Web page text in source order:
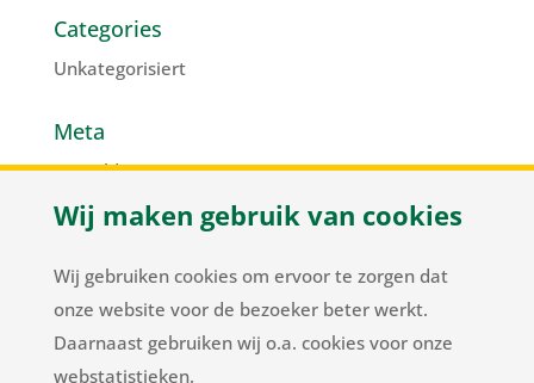
Categories
Unkategorisiert
Meta
Anmelden
Eintrags-Feed
WordPress.org
Wij maken gebruik van cookies
Wij gebruiken cookies om ervoor te zorgen dat
onze website voor de bezoeker beter werkt.
Daarnaast gebruiken wij o.a. cookies voor onze
webstatistieken.